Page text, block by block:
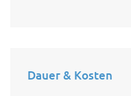
Dauer & Kosten